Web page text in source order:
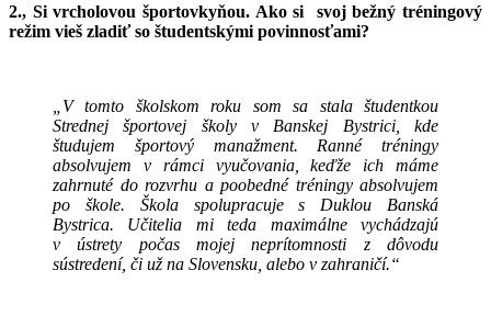
2., Si vrcholovou športovkyňou. Ako si svoj bežný tréningový
režim vieš zladiť so študentskými povinnosťami?
„V tomto školskom roku som sa stala študentkou
Strednej športovej školy v Banskej Bystrici, kde
študujem športový manažment. Ranné tréningy
absolvujem v rámci vyučovania, keďže ich máme
zahrnuté do rozvrhu a poobedné tréningy absolvujem
po škole. Škola spolupracuje s Duklou Banská
Bystrica. Učitelia mi teda maximálne vychádzajú
v ústrety počas mojej neprítomnosti z dôvodu
sústredení, či už na Slovensku, alebo v zahraničí.“